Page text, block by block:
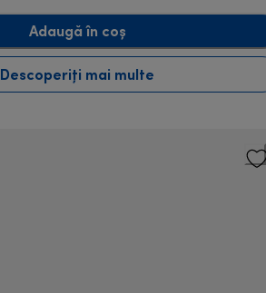
Adaugă în coș
Descoperiți mai multe